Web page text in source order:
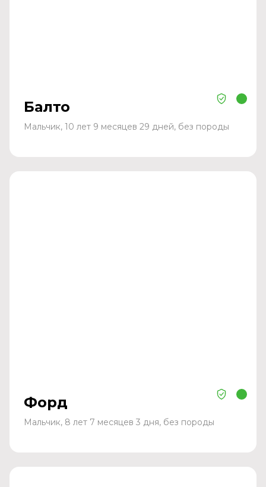
Балто
Мальчик, 10 лет 9 месяцев 29 дней, без породы
Форд
Мальчик, 8 лет 7 месяцев 3 дня, без породы